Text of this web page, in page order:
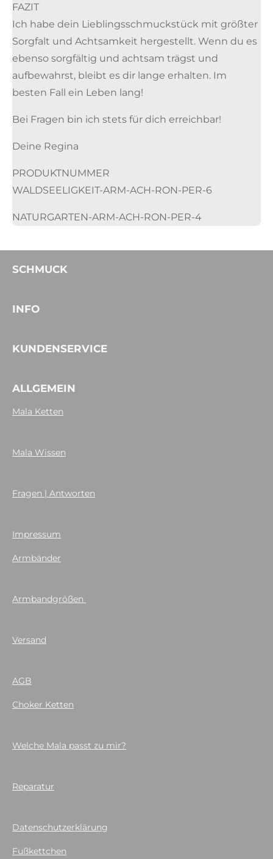
FAZIT
Ich habe dein Lieblingsschmuckstück mit größter
Sorgfalt und Achtsamkeit hergestellt. Wenn du es
ebenso sorgfältig und achtsam trägst und
aufbewahrst, bleibt es dir lange erhalten. Im
besten Fall ein Leben lang!
Bei Fragen bin ich stets für dich erreichbar!
Deine Regina
PRODUKTNUMMER
WALDSEELIGKEIT-ARM-ACH-RON-PER-6
NATURGARTEN-ARM-ACH-RON-PER-4
SCHMUCK
INFO
KUNDENSERVICE
ALLGEMEIN
Mala Ketten
Mala Wissen
Fragen | Antworten
Impressum
Armbänder
Armbandgrößen
Versand
AGB
Choker Ketten
Welche Mala passt zu mir?
Reparatur
Datenschutzerklärung
Fußkettchen